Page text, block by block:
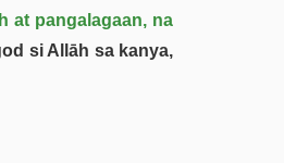
at pangalagaan, na
si Allāh sa kanya,